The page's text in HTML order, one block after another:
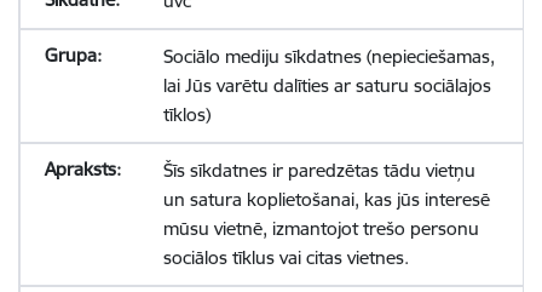
Sociālo mediju sīkdatnes (nepieciešamas,
lai Jūs varētu dalīties ar saturu sociālajos
tīklos)
Šīs sīkdatnes ir paredzētas tādu vietņu
un satura koplietošanai, kas jūs interesē
mūsu vietnē, izmantojot trešo personu
sociālos tīklus vai citas vietnes.